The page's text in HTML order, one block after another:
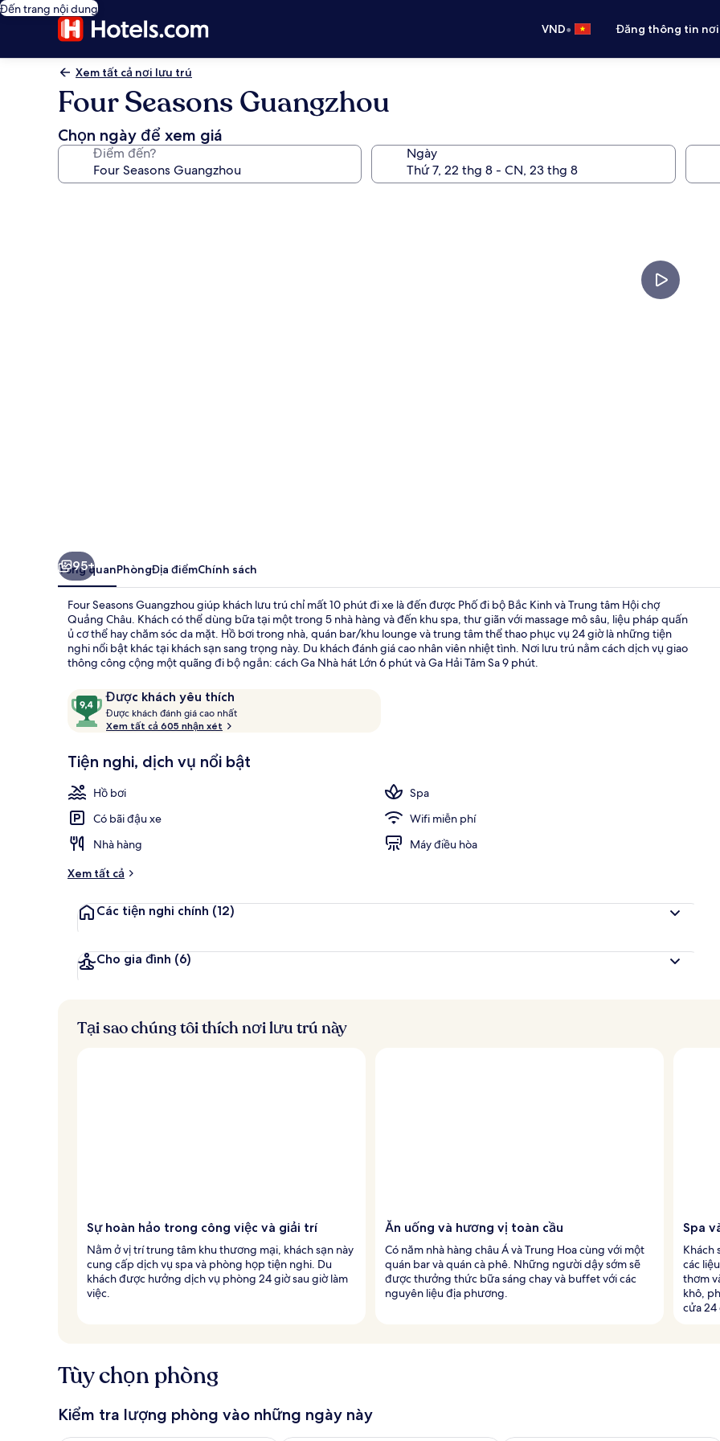
Đến trang nội dung
VND• Đăng thông tin
Xem tất cả nơi lưu trú
Four Seasons Guangzhou
Chọn ngày để xem giá
Điểm đến? Ngày
5 nhà hàng;
95+
Tổng quanPhòngĐịa điểmChính sách
Four Seasons Guangzhou giúp khách lưu trú chỉ mất 10 phút đi xe là đến được Phố đi bộ Bắc Kinh và Trung tâm Hội chợ
Quảng Châu. Khách có thể dùng bữa tại một trong 5 nhà hàng và đến khu spa, thư giãn với massage mô sâu, liệu pháp quấn
ủ cơ thể hay chăm sóc da mặt. Hồ bơi trong nhà, quán bar/khu lounge và trung tâm thể thao phục vụ 24 giờ là những tiện
nghi nổi bật khác tại khách sạn sang trọng này. Du khách đánh giá cao nhân viên nhiệt tình. Nơi lưu trú nằm cách dịch vụ giao
thông công cộng một quãng đi bộ ngắn: cách Ga Nhà hát Lớn 6 phút và Ga Hải Tâm Sa 9 phút.
Nhận
xét
Được khách yêu thích
9,4
trên
10,
khách
thích
Được khách đánh giá cao nhất
c
n
o
Xem tất cả 605 nhận xét
Tiện nghi, dịch vụ nổi bật
Hồ bơi
Spa
Có bãi đậu xe
Wifi miễn phí
Nhà hàng
Máy điều hòa
Xem tất cả
Các tiện nghi chính (12)
Cho gia đình (6)
Tại sao chúng tôi thích nơi lưu trú này
Sự hoàn hảo trong công việc và giải trí
Nằm ở vị trí trung tâm khu thương mại, khách sạn này
cung cấp dịch vụ spa và phòng họp tiện nghi. Du
khách được hưởng dịch vụ phòng 24 giờ sau giờ làm
việc.
Ăn uống và hương vị toàn cầu
Có năm nhà hàng châu Á và Trung Hoa cùng với một
quán bar và quán cà phê. Những người dậy sớm sẽ
được thưởng thức bữa sáng chay và buffet với các
nguyên liệu địa phương.
Spa
Khách
các
thơm
khô,
cửa
Tùy chọn phòng
Kiểm tra lượng phòng vào những ngày này